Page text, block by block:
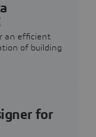
an efficient
of building
for